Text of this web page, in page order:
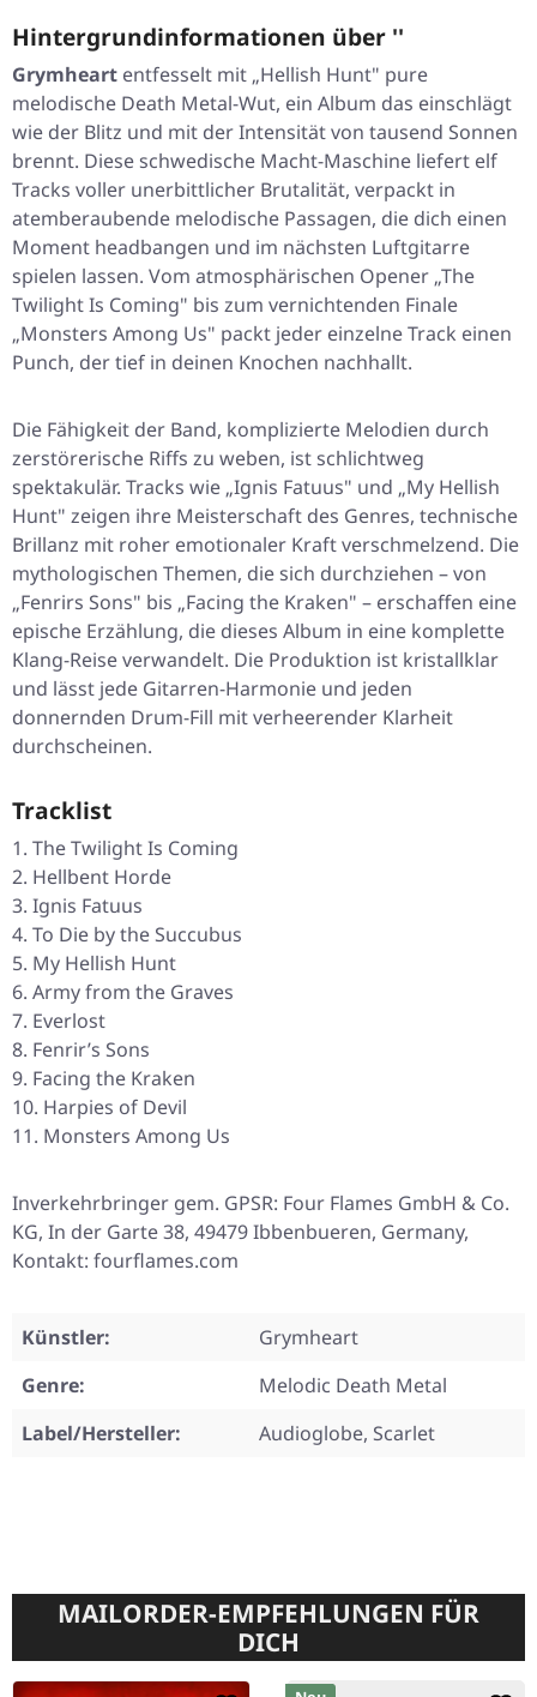
Hintergrundinformationen über ''
Grymheart entfesselt mit „Hellish Hunt" pure
melodische Death Metal-Wut, ein Album das einschlägt
wie der Blitz und mit der Intensität von tausend Sonnen
brennt. Diese schwedische Macht-Maschine liefert elf
Tracks voller unerbittlicher Brutalität, verpackt in
atemberaubende melodische Passagen, die dich einen
Moment headbangen und im nächsten Luftgitarre
spielen lassen. Vom atmosphärischen Opener „The
Twilight Is Coming" bis zum vernichtenden Finale
„Monsters Among Us" packt jeder einzelne Track einen
Punch, der tief in deinen Knochen nachhallt.
Die Fähigkeit der Band, komplizierte Melodien durch
zerstörerische Riffs zu weben, ist schlichtweg
spektakulär. Tracks wie „Ignis Fatuus" und „My Hellish
Hunt" zeigen ihre Meisterschaft des Genres, technische
Brillanz mit roher emotionaler Kraft verschmelzend. Die
mythologischen Themen, die sich durchziehen – von
„Fenrirs Sons" bis „Facing the Kraken" – erschaffen eine
epische Erzählung, die dieses Album in eine komplette
Klang-Reise verwandelt. Die Produktion ist kristallklar
und lässt jede Gitarren-Harmonie und jeden
donnernden Drum-Fill mit verheerender Klarheit
durchscheinen.
Tracklist
The Twilight Is Coming
Hellbent Horde
Ignis Fatuus
To Die by the Succubus
My Hellish Hunt
Army from the Graves
Everlost
Fenrir’s Sons
Facing the Kraken
Harpies of Devil
Monsters Among Us
Inverkehrbringer gem. GPSR: Four Flames GmbH & Co.
KG, In der Garte 38, 49479 Ibbenbueren, Germany,
Kontakt: fourflames.com
Künstler:
Grymheart
Genre:
Melodic Death Metal
Label/Hersteller:
Audioglobe, Scarlet
MAILORDER-EMPFEHLUNGEN FÜR
DICH